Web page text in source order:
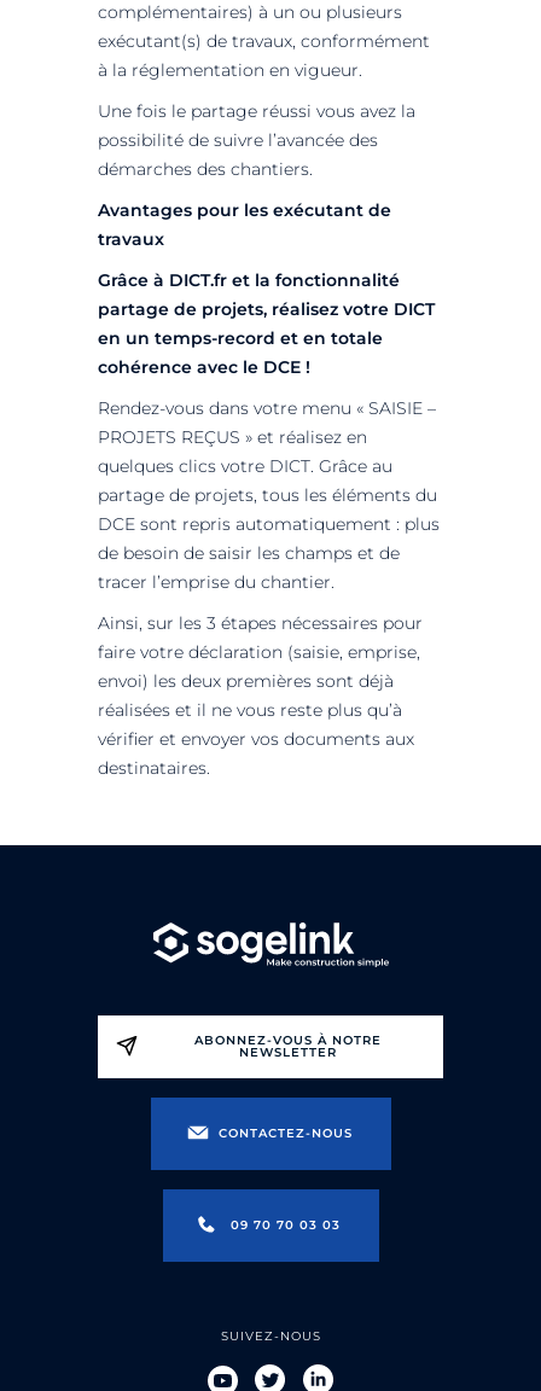
complémentaires) à un ou plusieurs
exécutant(s) de travaux, conformément
à la réglementation en vigueur.
Une fois le partage réussi vous avez la
possibilité de suivre l’avancée des
démarches des chantiers.
Avantages pour les exécutant de
travaux
Grâce à DICT.fr et la fonctionnalité
partage de projets, réalisez votre DICT
en un temps-record et en totale
cohérence avec le DCE !
Rendez-vous dans votre menu « SAISIE –
PROJETS REÇUS » et réalisez en
quelques clics votre DICT. Grâce au
partage de projets, tous les éléments du
DCE sont repris automatiquement : plus
de besoin de saisir les champs et de
tracer l’emprise du chantier.
Ainsi, sur les 3 étapes nécessaires pour
faire votre déclaration (saisie, emprise,
envoi) les deux premières sont déjà
réalisées et il ne vous reste plus qu’à
vérifier et envoyer vos documents aux
destinataires.
ABONNEZ-VOUS À NOTRE
NEWSLETTER
CONTACTEZ-NOUS
09 70 70 03 03
SUIVEZ-NOUS